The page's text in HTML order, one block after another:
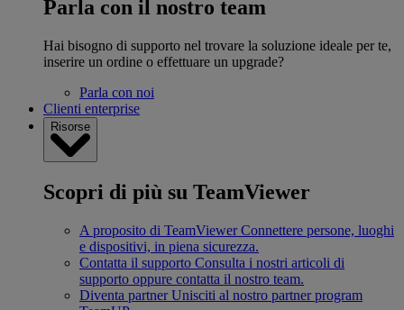
Parla con il nostro team
Hai bisogno di supporto nel trovare la soluzione ideale per te,
inserire un ordine o effettuare un upgrade?
Parla con noi
Clienti enterprise
Risorse
Scopri di più su TeamViewer
A proposito di TeamViewer Connettere persone, luoghi
e dispositivi, in piena sicurezza.
Contatta il supporto Consulta i nostri articoli di
supporto oppure contatta il nostro team.
Diventa partner Unisciti al nostro partner program